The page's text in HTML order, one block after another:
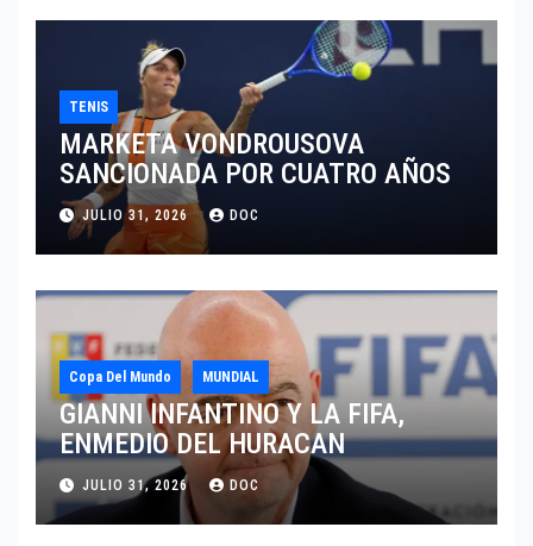
TENIS
MARKETA VONDROUSOVA
SANCIONADA POR CUATRO AÑOS
JULIO 31, 2026 DOC
Copa Del Mundo MUNDIAL
GIANNI INFANTINO Y LA FIFA,
ENMEDIO DEL HURACAN
JULIO 31, 2026 DOC